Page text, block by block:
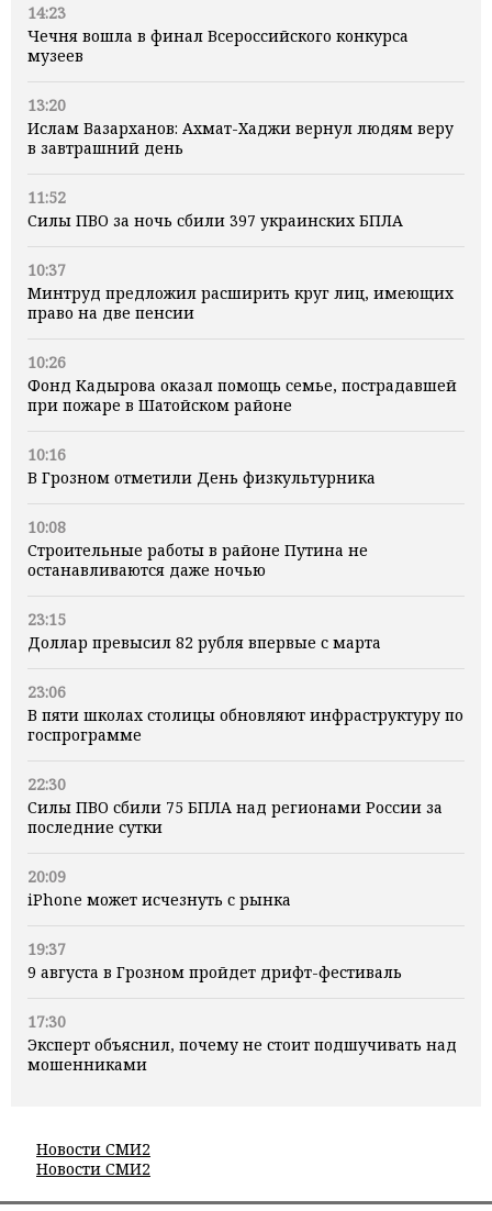
14:23
Чечня вошла в финал Всероссийского конкурса
музеев
13:20
Ислам Вазарханов: Ахмат-Хаджи вернул людям веру
в завтрашний день
11:52
Силы ПВО за ночь сбили 397 украинских БПЛА
10:37
Минтруд предложил расширить круг лиц, имеющих
право на две пенсии
10:26
Фонд Кадырова оказал помощь семье, пострадавшей
при пожаре в Шатойском районе
10:16
В Грозном отметили День физкультурника
10:08
Строительные работы в районе Путина не
останавливаются даже ночью
23:15
Доллар превысил 82 рубля впервые с марта
23:06
В пяти школах столицы обновляют инфраструктуру по
госпрограмме
22:30
Силы ПВО сбили 75 БПЛА над регионами России за
последние сутки
20:09
iPhone может исчезнуть с рынка
19:37
9 августа в Грозном пройдет дрифт-фестиваль
17:30
Эксперт объяснил, почему не стоит подшучивать над
мошенниками
Новости СМИ2
Новости СМИ2